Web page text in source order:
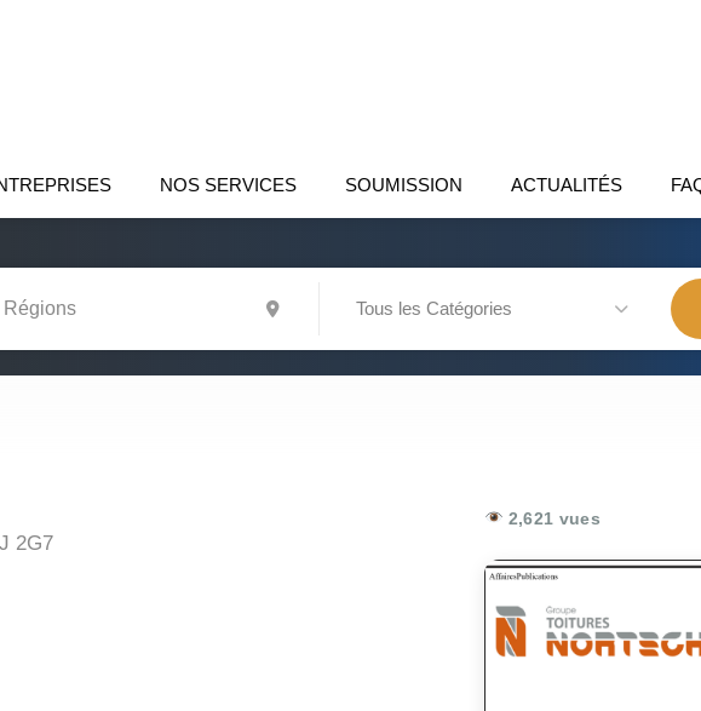
NOS SERVICES SOUMISSION ACTUALITÉS
Tous les Catégories
2G7
2,621 vues